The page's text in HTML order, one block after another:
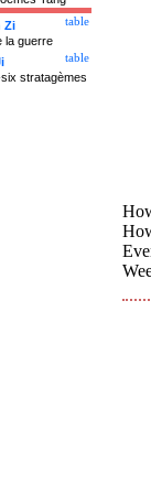
table
Zi
la guerre
table
stratagèmes